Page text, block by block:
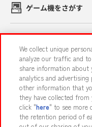
ゲーム機をさがす
イベント・キャンペ
関連会社 サ
We collect unique
analyze our traffic and
share information
analytics and
other information that
they have collected
click "here" to see more
the retention period of